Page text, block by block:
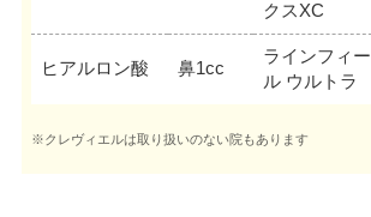
クスXC
ヒアルロン酸 鼻1cc
ラインフィー
ル ウルトラ
※クレヴィエルは取り扱いのない院もあります